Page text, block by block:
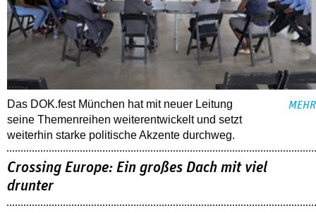
Das DOK.fest München hat mit neuer Leitung
seine Themenreihen weiterentwickelt und setzt
weiterhin starke politische Akzente durchweg.
MEHR
Crossing Europe: Ein großes Dach mit viel
drunter